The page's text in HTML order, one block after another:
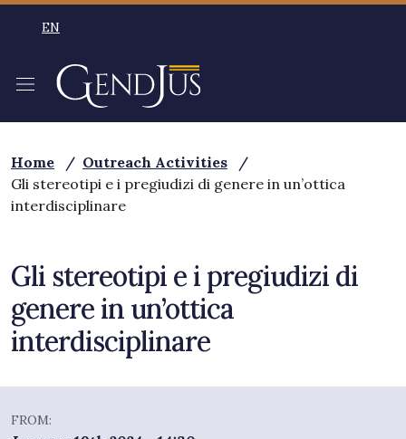
Skip to main content
SELEZIONE LINGUA: LINGUA SELEZIONATA ENGLISH
EN
Home / Outreach Activities
/
Gli stereotipi e i pregiudizi di genere in un’ottica
interdisciplinare
Gli stereotipi e i pregiudizi di
genere in un’ottica
interdisciplinare
FROM: